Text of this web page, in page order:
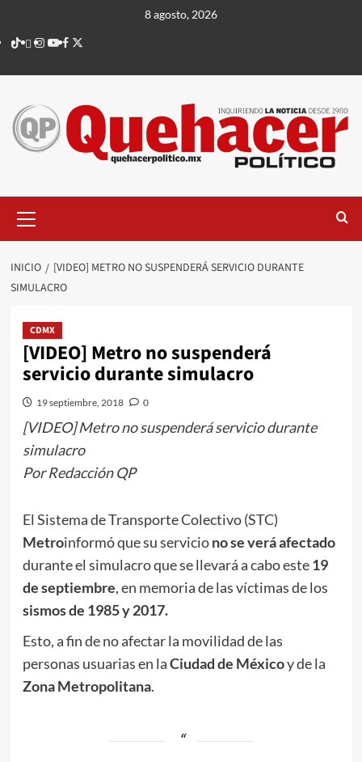
contenido
8 agosto, 2026
TikTok
threads
Instagram
Youtube
Facebook
X
principal
INICIO
[VIDEO] METRO NO SUSPENDERÁ SERVICIO DURANTE
SIMULACRO
CDMX
[VIDEO] Metro no suspenderá
servicio durante simulacro
19 septiembre, 2018 0
[VIDEO] Metro no suspenderá servicio durante
simulacro
Por Redacción QP
El Sistema de Transporte Colectivo (STC)
Metroinformó que su serviciono se verá afectado
durante el simulacro que se llevará a cabo este19
de septiembre, en memoria de las víctimas de los
sismos de 1985 y 2017.
Esto, a fin de no afectar la movilidad de las
personas usuarias en laCiudad de Méxicoy de la
Zona Metropolitana.